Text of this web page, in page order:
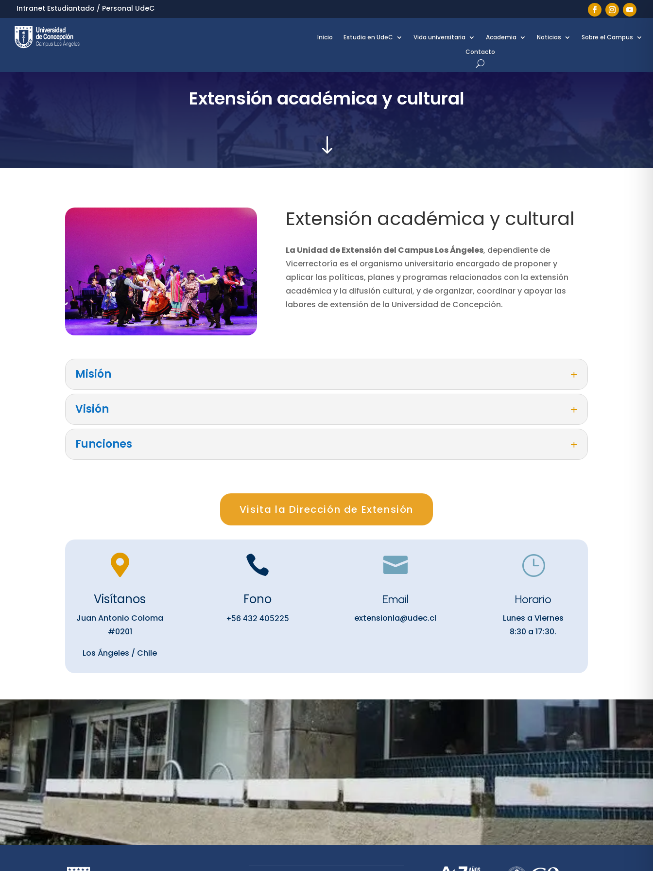
Intranet Estudiantado / Personal UdeC
Inicio Estudia en UdeC Vida universitaria Academia Noticias
Sobre el Campus
Contacto
Extensión académica y cultural
"
Extensión académica y cultural
La Unidad de Extensión del Campus Los Ángeles, dependiente de
Vicerrectoría es el organismo universitario encargado de proponer y
aplicar las políticas, planes y programas relacionados con la extensión
académica y la difusión cultural, y de organizar, coordinar y apoyar las
labores de extensión de la Universidad de Concepción.
Misión
Visión
Funciones
Visita la Dirección de Extensión

Visítanos
Juan Antonio Coloma
#0201
Los Ángeles / Chile

Fono
+56 432 405225

Email
extensionla@udec.cl
}
Horario
Lunes a Viernes
8:30 a 17:30.